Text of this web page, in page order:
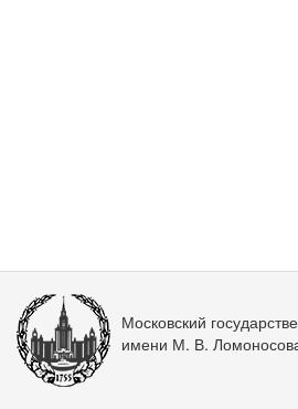
Московский
имени М. В.